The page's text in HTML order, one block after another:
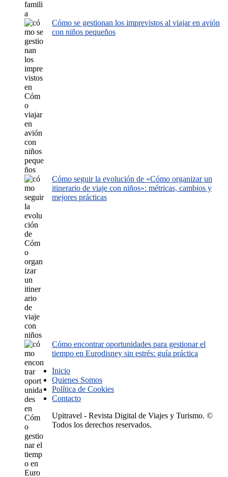
Cómo se gestionan los imprevistos al viajar en avión
con niños pequeños
Cómo seguir la evolución de «Cómo organizar un
itinerario de viaje con niños»: métricas, cambios y
mejores prácticas
Cómo encontrar oportunidades para gestionar el
tiempo en Eurodisney sin estrés: guía práctica
Inicio
Quienes Somos
Política de Cookies
Contacto
Upitravel - Revista Digital de Viajes y Turismo. ©
Todos los derechos reservados.